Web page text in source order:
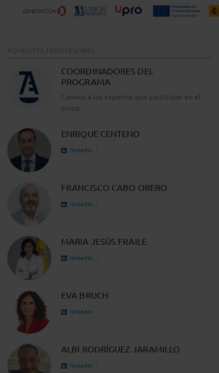
PONENTES / PROFESORES
COORDINADORES DEL
PROGRAMA
Conoce a los expertos que participan en el
curso:
ENRIQUE CENTENO
linkedin
FRANCISCO CABO ORERO
linkedin
MARIA JESÚS FRAILE
linkedin
EVA BRUCH
linkedin
ALBI RODRÍGUEZ JARAMILLO
linkedin